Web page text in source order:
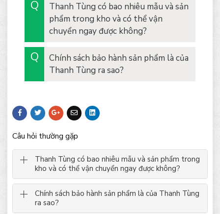
Thanh Tùng có bao nhiêu mẫu và sản
phẩm trong kho và có thể vận
chuyển ngay được không?
Chính sách bảo hành sản phẩm là của
Thanh Tùng ra sao?
Câu hỏi thường gặp
Thanh Tùng có bao nhiêu mẫu và sản phẩm trong
kho và có thể vận chuyển ngay được không?
Chính sách bảo hành sản phẩm là của Thanh Tùng
ra sao?